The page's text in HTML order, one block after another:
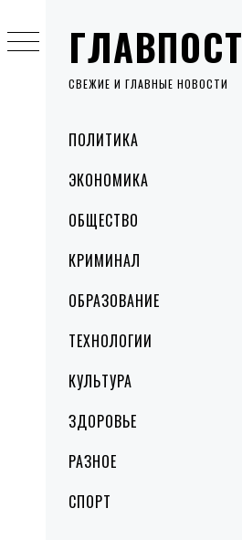
ГЛАВПОСТ
СВЕЖИЕ И ГЛАВНЫЕ НОВОСТИ
MenuПОЛИТИКА
ЭКОНОМИКА
ОБЩЕСТВО
КРИМИНАЛ
ОБРАЗОВАНИЕ
ТЕХНОЛОГИИ
КУЛЬТУРА
ЗДОРОВЬЕ
РАЗНОЕ
СПОРТ
to
content